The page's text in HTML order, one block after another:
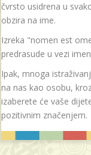
čvrsto usidrena u
obzira na ime.
Izreka "nomen est
predrasude u vezi
Ipak, mnoga
na nas kao osobu,
izaberete će vaše
pozitivnim značenjem.